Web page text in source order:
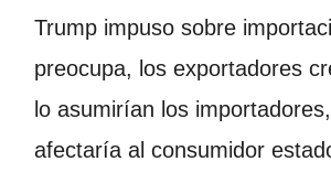
Trump impuso sobre
preocupa, los exportadores
lo asumirían los
afectaría al consumidor